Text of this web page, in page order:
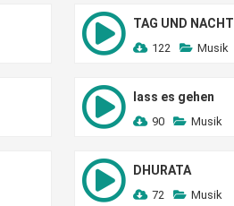
TAG UND NACHT
122 Musik
lass es gehen
90 Musik
DHURATA
72 Musik